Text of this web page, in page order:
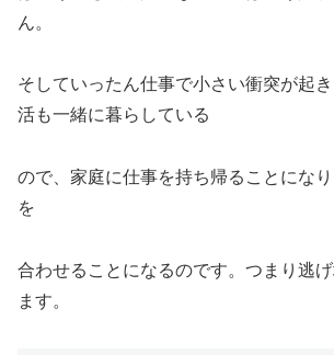
ん。
そしていったん仕事で小さい衝突が起
活も一緒に暮らしている
ので、家庭に仕事を持ち帰ることにな
を
合わせることになるのです。つまり逃
ます。